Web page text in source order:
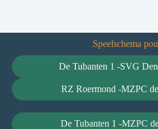
Speelschema
De Tubanten 1 -SVG
RZ Roermond -MZPC
De Tubanten 1 -MZPC